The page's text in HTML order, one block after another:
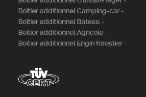
Boitier additionnel Camping-car -
Boitier additionnel Bateau -
Boitier additionnel Agricole -
Boitier additionnel Engin forestier -